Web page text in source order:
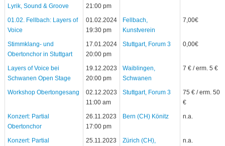
Lyrik, Sound & Groove
21:00 pm
01.02. Fellbach: Layers of
Voice
01.02.2024
19:30 pm
Fellbach,
Kunstverein
7,00€
Stimmklang- und
Obertonchor in Stuttgart
17.01.2024
20:00 pm
Stuttgart, Forum 3 0,00€
Layers of Voice bei
Schwanen Open Stage
19.12.2023
20:00 pm
Waiblingen,
Schwanen
7 € / erm. 5 €
Workshop Obertongesang
02.12.2023
11:00 am
Stuttgart, Forum 3
75 € / erm. 50
€
Konzert: Partial
Obertonchor
26.11.2023
17:00 pm
Bern (CH) Könitz n.a.
Konzert: Partial
25.11.2023
Zürich (CH),
n.a.